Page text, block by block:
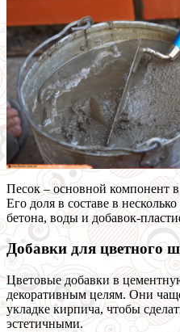
Песок – основной компонент
Его доля в составе в
бетона, воды и добавок-
Добавки для цветного
Цветовые добавки в
декоративным целям. Они
укладке кирпича, чтобы
эстетичными.